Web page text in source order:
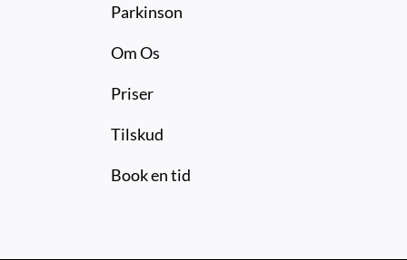
Parkinson
Om Os
Priser
Tilskud
Book en tid